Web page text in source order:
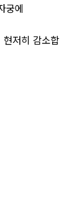
궁에
저히 감소합